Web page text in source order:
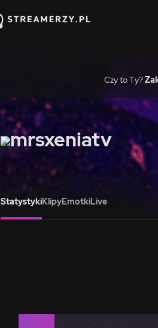
Czy to Ty?
mrsxeniatv
StatystykiKlipyEmotkiLive